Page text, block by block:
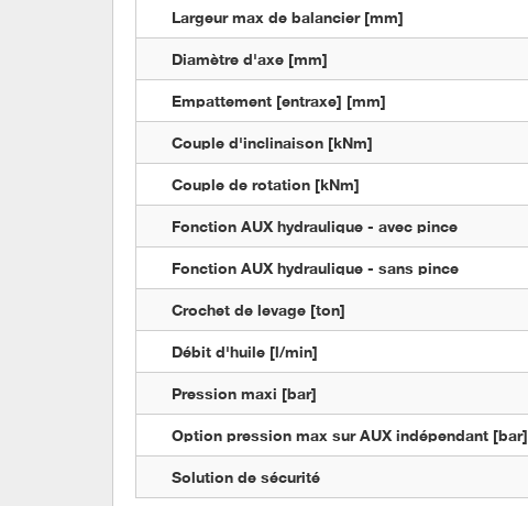
Largeur max de balancier [mm]
Diamètre d'axe [mm]
Empattement [entraxe] [mm]
Couple d'inclinaison [kNm]
Couple de rotation [kNm]
Fonction AUX hydraulique - avec pince
Fonction AUX hydraulique - sans pince
Crochet de levage [ton]
Débit d'huile [l/min]
Pression maxi [bar]
Option pression max sur AUX indépendant [bar]
Solution de sécurité